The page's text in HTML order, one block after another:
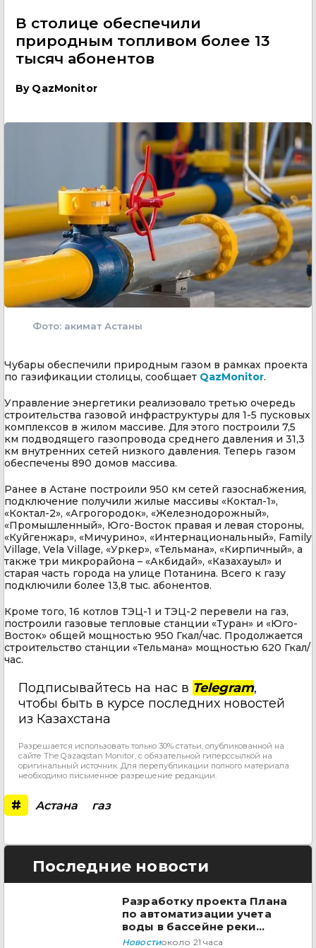
В столице обеспечили
природным топливом более 13
тысяч абонентов
By QazMonitor
Фото: акимат Астаны
Чубары обеспечили природным газом в рамках проекта
по газификации столицы, сообщает QazMonitor.
Управление энергетики реализовало третью очередь
строительства газовой инфраструктуры для 1-5 пусковых
комплексов в жилом массиве. Для этого построили 7,5
км подводящего газопровода среднего давления и 31,3
км внутренних сетей низкого давления. Теперь газом
обеспечены 890 домов массива.
Ранее в Астане построили 950 км сетей газоснабжения,
подключение получили жилые массивы «Коктал-1»,
«Коктал-2», «Агрогородок», «Железнодорожный»,
«Промышленный», Юго-Восток правая и левая стороны,
«Куйгенжар», «Мичурино», «Интернациональный», Family
Village, Vela Village, «Уркер», «Тельмана», «Кирпичный», а
также три микрорайона – «Акбидай», «Казахауыл» и
старая часть города на улице Потанина. Всего к газу
подключили более 13,8 тыс. абонентов.
Кроме того, 16 котлов ТЭЦ-1 и ТЭЦ-2 перевели на газ,
построили газовые тепловые станции «Туран» и «Юго-
Восток» общей мощностью 950 Гкал/час. Продолжается
строительство станции «Тельмана» мощностью 620 Гкал/
час.
Подписывайтесь на нас в Telegram,
чтобы быть в курсе последних новостей
из Казахстана
Разрешается использовать только 30% статьи, опубликованной на
сайте The Qazaqstan Monitor, с обязательной гиперссылкой на
оригинальный источник. Для перепубликации полного материала
необходимо письменное разрешение редакции.
# Астана газ
Последние новости
Разработку проекта Плана
по автоматизации учета
воды в бассейне реки
Сырдарья одобрили
Новостиоколо 21 часа